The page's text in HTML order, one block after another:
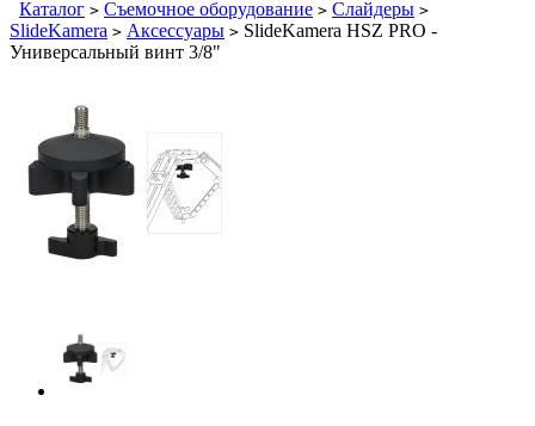
Каталог > Съемочное оборудование > Слайдеры >
SlideKamera > Аксессуары > SlideKamera HSZ PRO -
Универсальный винт 3/8"